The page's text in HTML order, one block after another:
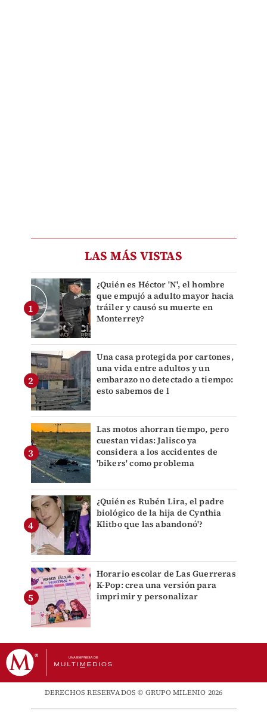
LAS MÁS VISTAS
¿Quién es Héctor 'N', el hombre
que empujó a adulto mayor hacia
tráiler y causó su muerte en
Monterrey?
Una casa protegida por cartones,
una vida entre adultos y un
embarazo no detectado a tiempo:
esto sabemos de l
Las motos ahorran tiempo, pero
cuestan vidas: Jalisco ya
considera a los accidentes de
'bikers' como problema
¿Quién es Rubén Lira, el padre
biológico de la hija de Cynthia
Klitbo que las abandonó'?
Horario escolar de Las Guerreras
K-Pop: crea una versión para
imprimir y personalizar
DERECHOS RESERVADOS © GRUPO MILENIO 2026